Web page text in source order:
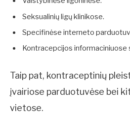
Seksualinių ligų klinikose.
Specifinėse interneto
Kontracepcijos informaciniuose
Taip pat, kontraceptinių
įvairiose parduotuvėse bei
vietose.